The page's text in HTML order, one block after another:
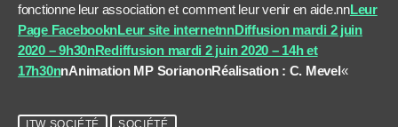
fonctionne leur association et comment leur venir en aide.nnLeur
Page FacebooknLeur site internetnnDiffusion mardi 2 juin
2020 – 9h30nRediffusion mardi 2 juin2020 – 14h et
17h30nnAnimation MP SorianonRéalisation : C. Mevel«
ITW SOCIÉTÉ SOCIÉTÉ